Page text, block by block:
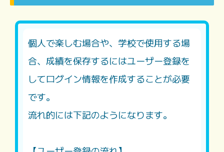
個人で楽しむ場合や、学校で使用する場
合、成績を保存するにはユーザー登録を
してログイン情報を作成することが必要
です。
流れ的には下記のようになります。